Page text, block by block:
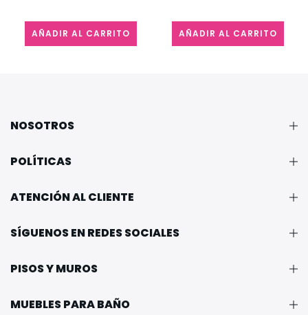
AÑADIR AL CARRITO AÑADIR AL CARRITO
NOSOTROS
POLÍTICAS
ATENCIÓN AL CLIENTE
SÍGUENOS EN REDES SOCIALES
PISOS Y MUROS
MUEBLES PARA BAÑO